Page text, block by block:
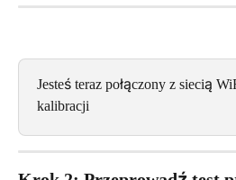
Jesteś teraz połączony z siecią
kalibracji